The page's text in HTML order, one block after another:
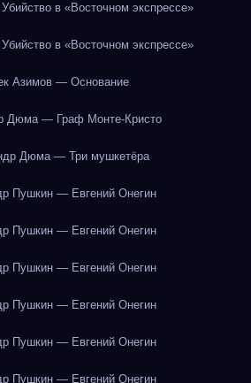
в «Восточном экспрессе»
в «Восточном экспрессе»
Азимов — Основание
Дюма — Граф Монте-Кристо
Дюма — Три мушкетёра
Пушкин — Евгений Онегин
Пушкин — Евгений Онегин
Пушкин — Евгений Онегин
Пушкин — Евгений Онегин
Пушкин — Евгений Онегин
Пушкин — Евгений Онегин